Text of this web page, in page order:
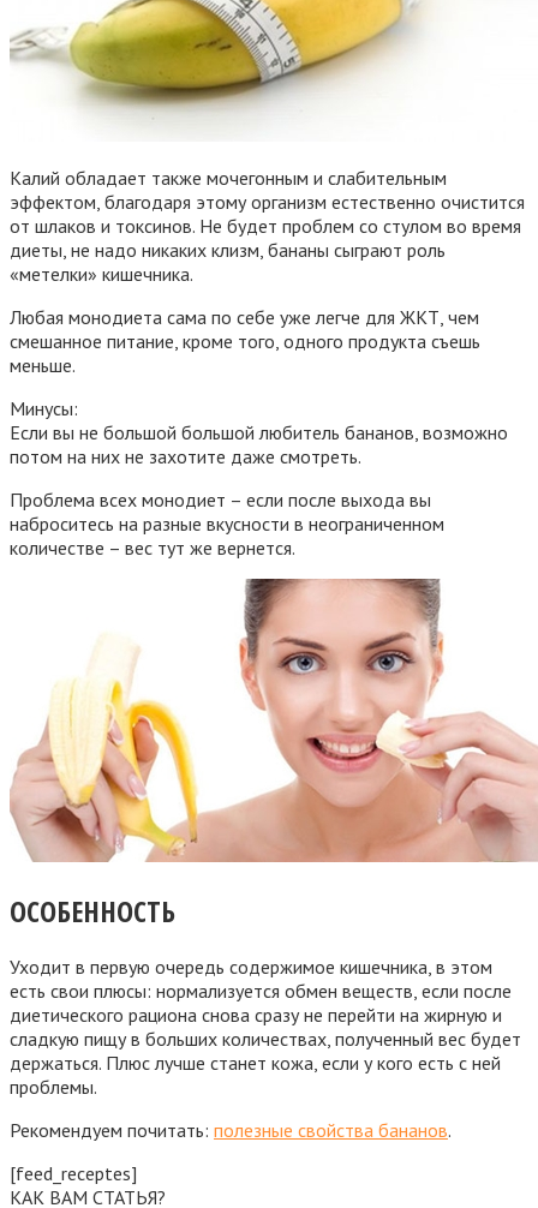
Калий обладает также мочегонным и слабительным
эффектом, благодаря этому организм естественно очистится
от шлаков и токсинов. Не будет проблем со стулом во время
диеты, не надо никаких клизм, бананы сыграют роль
«метелки» кишечника.
Любая монодиета сама по себе уже легче для ЖКТ, чем
смешанное питание, кроме того, одного продукта съешь
меньше.
Минусы:
Если вы не большой большой любитель бананов, возможно
потом на них не захотите даже смотреть.
Проблема всех монодиет – если после выхода вы
наброситесь на разные вкусности в неограниченном
количестве – вес тут же вернется.
ОСОБЕННОСТЬ
Уходит в первую очередь содержимое кишечника, в этом
есть свои плюсы: нормализуется обмен веществ, если после
диетического рациона снова сразу не перейти на жирную и
сладкую пищу в больших количествах, полученный вес будет
держаться. Плюс лучше станет кожа, если у кого есть с ней
проблемы.
Рекомендуем почитать: полезные свойства бананов.
[feed_receptes]
КАК ВАМ СТАТЬЯ?